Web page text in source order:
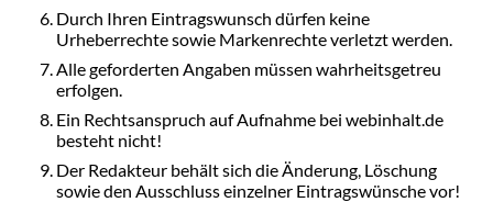
Durch Ihren Eintragswunsch dürfen keine
Urheberrechte sowie Markenrechte verletzt werden.
Alle geforderten Angaben müssen wahrheitsgetreu
erfolgen.
Ein Rechtsanspruch auf Aufnahme bei webinhalt.de
besteht nicht!
Der Redakteur behält sich die Änderung, Löschung
sowie den Ausschluss einzelner Eintragswünsche vor!